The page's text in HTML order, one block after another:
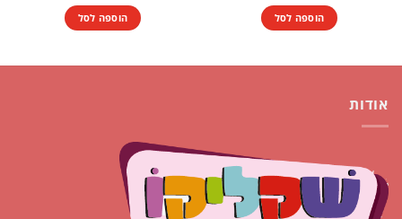
הוספה לסל הוספה לסל
אודות